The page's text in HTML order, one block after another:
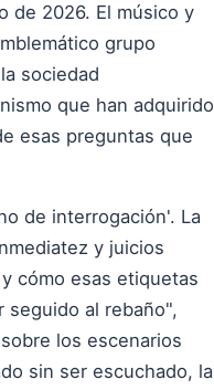
de 2026. El músico y
grupo
sociedad
que han adquirido
esas preguntas que
de interrogación'. La
y juicios
cómo esas etiquetas
seguido al rebaño",
los escenarios
sin ser escuchado, la